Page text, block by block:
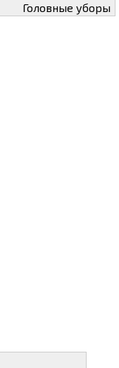
Головные уборы